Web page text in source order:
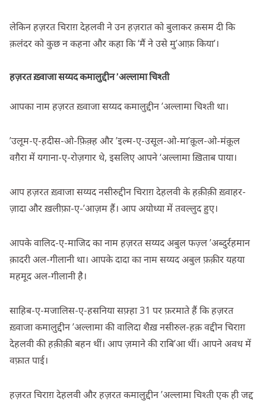
लेकिन हज़रत चिराग़ देहलवी ने उन हज़रात को बुलाकर क़सम दी कि
क़लंदर को कुछ न कहना और कहा कि ‘मैं ने उसे मु’आफ़ किया’।
हज़रत ख़्वाजा सय्यद कमालुद्दीन ’अल्लामा चिश्ती
आपका नाम हज़रत ख़्वाजा सय्यद कमालुद्दीन ’अल्लामा चिश्ती था।
’उलूम-ए-हदीस-ओ-फ़िक़्ह और ’इल्म-ए-उसूल-ओ-मा’क़ूल-ओ-मंक़ूल
वग़ैरा में यगाना-ए-रोज़गार थे, इसलिए आपने ‘अल्लामा ख़िताब पाया।
आप हज़रत ख़्वाजा सय्यद नसीरुद्दीन चिराग़ देहलवी के हक़ीक़ी ख़्वाहर-
ज़ादा और ख़लीफ़ा-ए-’आज़म हैं। आप अयोध्या में तवल्लुद हुए।
आपके वालिद-ए-माजिद का नाम हज़रत सय्यद अबुल फज़्ल ’अब्दुर्रहमान
क़ादरी अल-गीलानी था। आपके दादा का नाम सय्यद अबुल फ़क़ीर यहया
महमूद अल-गीलानी है।
साहिब-ए-मजालिस-ए-हसनिया सफ़्हा 31 पर फ़रमाते हैं कि हज़रत
ख़्वाजा कमालुद्दीन ’अल्लामा की वालिदा शैख़ नसीरुल-हक़ वद्दीन चिराग़
देहलवी की हक़ीक़ी बहन थीं। आप ज़माने की राबि’आ थीं। आपने अवध में
वफ़ात पाई।
हज़रत चिराग़ देहलवी और हज़रत कमालुद्दीन ’अल्लामा चिश्ती एक ही जद्द